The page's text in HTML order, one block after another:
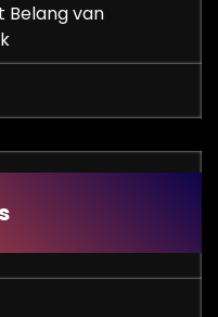
Belang van